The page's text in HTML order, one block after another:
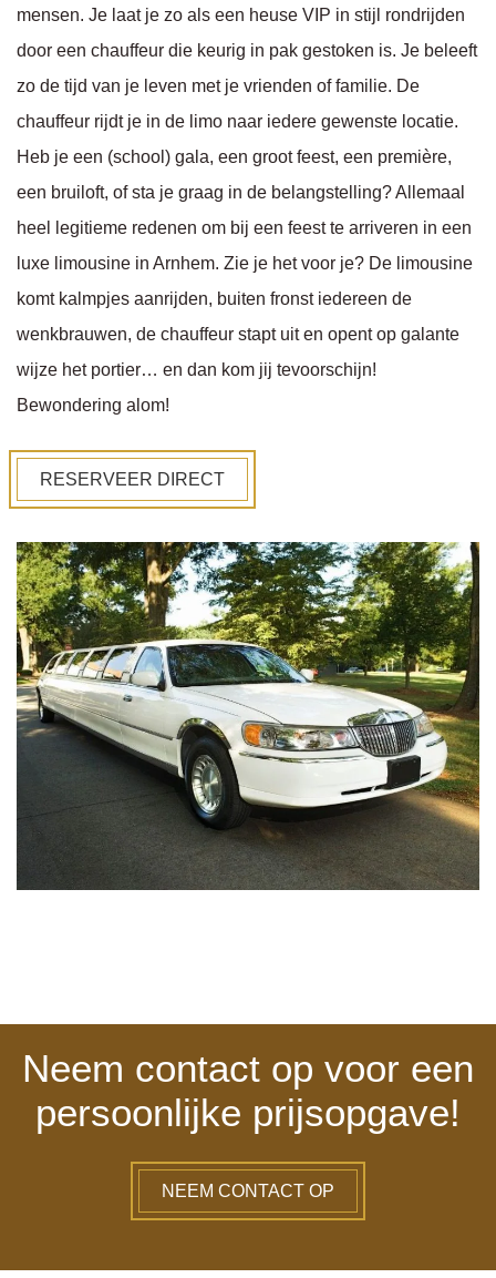
mensen. Je laat je zo als een heuse VIP in stijl rondrijden
door een chauffeur die keurig in pak gestoken is. Je beleeft
zo de tijd van je leven met je vrienden of familie. De
chauffeur rijdt je in de limo naar iedere gewenste locatie.
Heb je een (school) gala, een groot feest, een première,
een bruiloft, of sta je graag in de belangstelling? Allemaal
heel legitieme redenen om bij een feest te arriveren in een
luxe limousine in Arnhem. Zie je het voor je? De limousine
komt kalmpjes aanrijden, buiten fronst iedereen de
wenkbrauwen, de chauffeur stapt uit en opent op galante
wijze het portier… en dan kom jij tevoorschijn!
Bewondering alom!
RESERVEER DIRECT
Neem contact op voor een
persoonlijke prijsopgave!
NEEM CONTACT OP